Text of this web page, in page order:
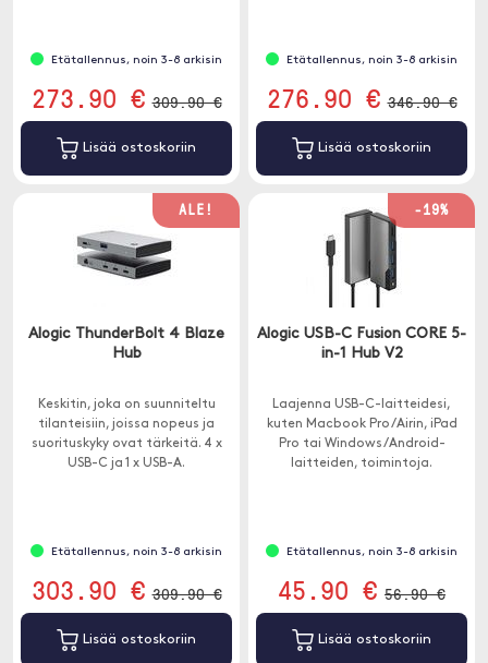
Etätallennus, noin 3-8 arkisin
273.90 € 309.90 €
Lisää ostoskoriin
Etätallennus, noin 3-8 arkisin
276.90 € 346.90 €
Lisää ostoskoriin
ALE!
Alogic ThunderBolt 4 Blaze
Hub
Keskitin, joka on suunniteltu
tilanteisiin, joissa nopeus ja
suorituskyky ovat tärkeitä. 4 x
USB-C ja 1 x USB-A.
Etätallennus, noin 3-8 arkisin
303.90 € 309.90 €
Lisää ostoskoriin
-19%
Alogic USB-C Fusion CORE 5-
in-1 Hub V2
Laajenna USB-C-laitteidesi,
kuten Macbook Pro /Airin, iPad
Pro tai Windows/Android-
laitteiden, toimintoja.
Etätallennus, noin 3-8 arkisin
45.90 € 56.90 €
Lisää ostoskoriin